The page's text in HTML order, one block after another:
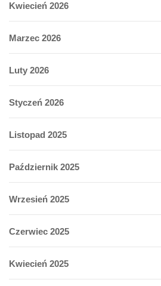
Kwiecień 2026
Marzec 2026
Luty 2026
Styczeń 2026
Listopad 2025
Październik 2025
Wrzesień 2025
Czerwiec 2025
Kwiecień 2025